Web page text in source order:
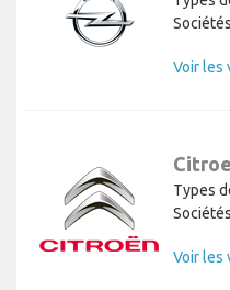
Voir les
Types
Voir les